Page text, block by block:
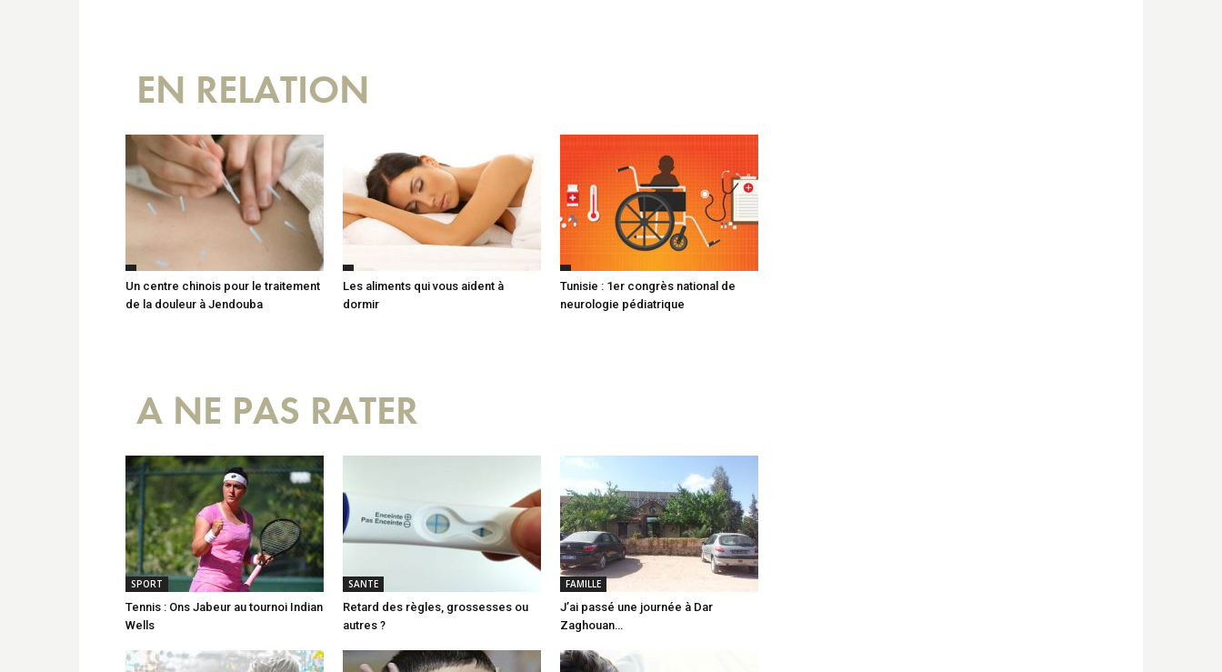
EN RELATION
Un centre chinois pour le traitement
de la douleur à Jendouba
Les aliments qui vous aident à
dormir
Tunisie : 1er congrès national de
neurologie pédiatrique
A NE PAS RATER
SPORT
Tennis : Ons Jabeur au tournoi Indian
Wells
SANTE
Retard des règles, grossesses ou
autres ?
FAMILLE
J’ai passé une journée à Dar
Zaghouan…